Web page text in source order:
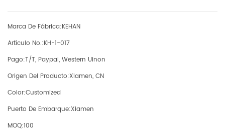
Marca De Fábrica:KEHAN
Artículo No.:KH-1-017
Pago:T/T, Paypal, Western Uinon
Origen Del Producto:Xiamen, CN
Color:Customized
Puerto De Embarque:Xiamen
MOQ:100